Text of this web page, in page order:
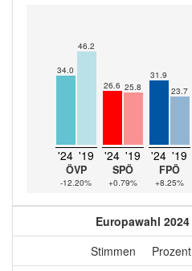
34.0
46.2
'24 '19
ÖVP
-12.20%
26.6 25.8
'24 '19
SPÖ
+0.79%
31.9
23.7
'24 '19
FPÖ
+8.25%
Europawahl 2024
Stimmen
Prozent